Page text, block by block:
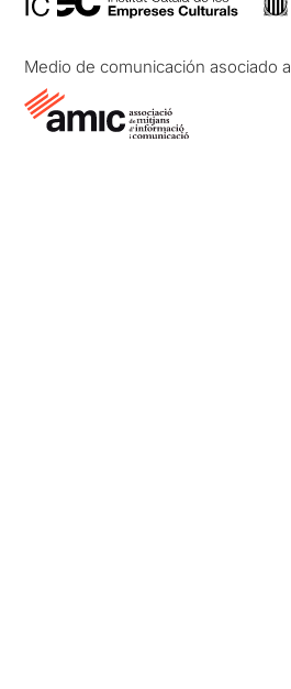
Medio de comunicación asociado a